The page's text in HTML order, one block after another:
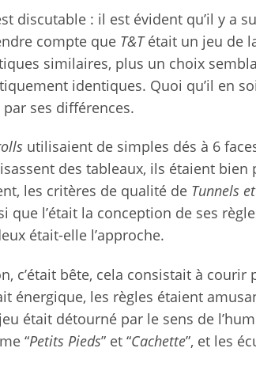
discutable : il est évident qu’il y a
compte que T&Tétait un jeu de
similaires, plus un choix
identiques. Quoi qu’il en
ses différences.
utilisaient de simples dés à 6
des tableaux, ils étaient bien
les critères de qualité de Tunnels
que l’était la conception de ses
était-elle l’approche.
c’était bête, cela consistait à courir
énergique, les règles étaient
était détourné par le sens de
“Petits Pieds” et “Cachette”, et les